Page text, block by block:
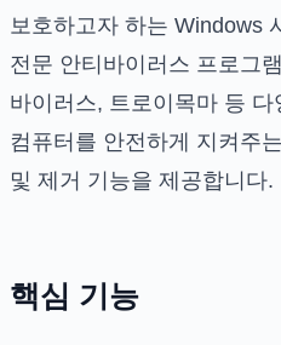
보호하고자 하는 Windows
전문 안티바이러스 프로그
바이러스, 트로이목마 등
컴퓨터를 안전하게 지켜주
및 제거 기능을 제공합니다.
핵심 기능